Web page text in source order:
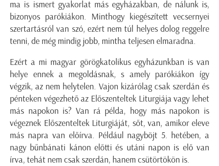
ma is ismert gyakorlat más egyházakban, de nálunk is,
bizonyos parókiákon. Minthogy kiegészített vecsernyei
szertartásról van szó, ezért nem túl helyes dolog reggelre
tenni, de még mindig jobb, mintha teljesen elmaradna.
Ezért a mi magyar görögkatolikus egyházunkban is van
helye ennek a megoldásnak, s amely parókiákon így
végzik, az nem helytelen. Vajon kizárólag csak szerdán és
pénteken végezhető az Előszenteltek Liturgiája vagy lehet
más napokon is? Van rá példa, hogy más napokon is
végeznek Előszenteltek Liturgiáját, sőt, van, amikor eleve
más napra van előírva. Például nagyböjt 5. hetében, a
nagy bűnbánati kánon előtti és utáni napon is elő van
írva, tehát nem csak szerdán, hanem csütörtökön is.